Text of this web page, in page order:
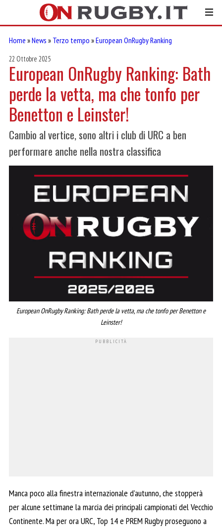
Home »News » Terzo tempo »European OnRugby Ranking
22 Ottobre 2025
European OnRugby Ranking: Bath
perde la vetta, ma che tonfo per
Benetton e Leinster!
Cambio al vertice, sono altri i club di URC a ben
performare anche nella nostra classifica
European OnRugby Ranking: Bath perde la vetta, ma che tonfo per Benetton e
Leinster!
Manca poco alla finestra internazionale d’autunno, che stopperà
per alcune settimane la marcia dei principali campionati del Vecchio
Continente. Ma per ora URC, Top 14 e PREM Rugby proseguono a